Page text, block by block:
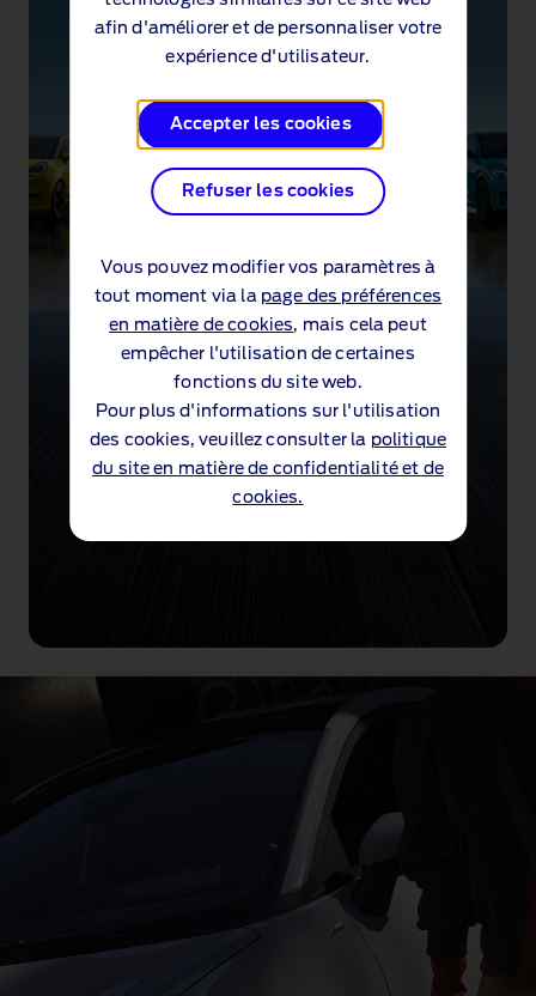
afin d'améliorer et de personnaliser votre
expérience d'utilisateur.
Accepter les cookies
Refuser les cookies
Vous pouvez modifier vos paramètres à
tout moment via la page des préférences
en matière de cookies, mais cela peut
empêcher l'utilisation de certaines
fonctions du site web.
Pour plus d'informations sur l'utilisation
des cookies, veuillez consulter la politique
du site en matière de confidentialité et de
cookies.
Coûts de détention
d’un véhicule Ford
Comparez les coûts de détention de
deux véhicules Ford pour trouver celui